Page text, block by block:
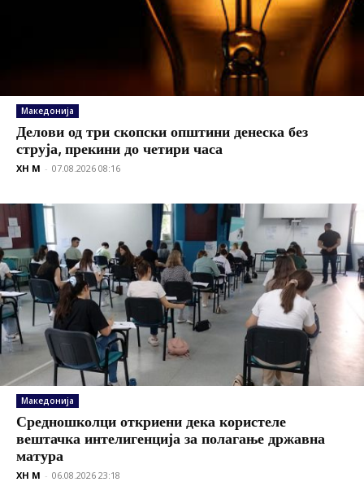
Македонија
Делови од три скопски општини денеска без
струја, прекини до четири часа
XH M - 07.08.2026 08:16
Македонија
Средношколци откриени дека користеле
вештачка интелигенција за полагање државна
матура
XH M - 06.08.2026 23:18